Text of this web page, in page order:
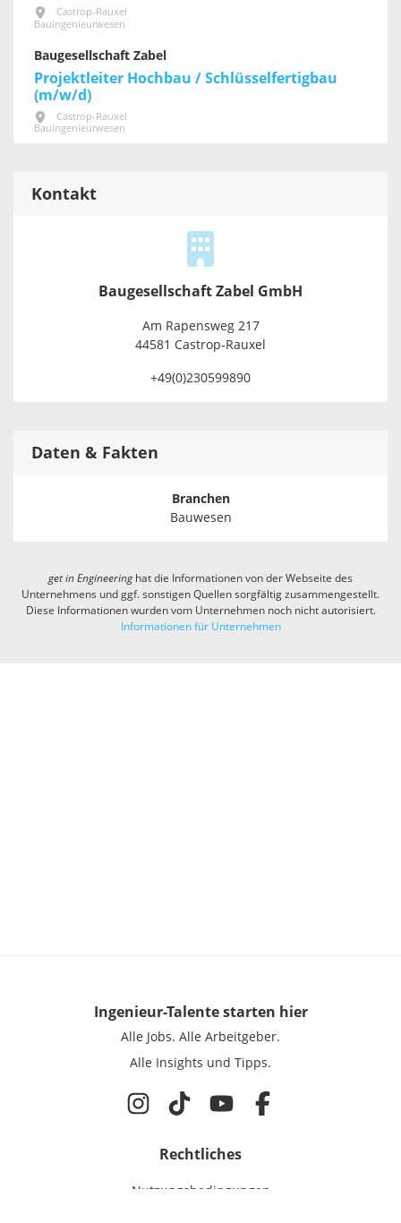
Castrop-Rauxel
Bauingenieurwesen
Baugesellschaft Zabel
Projektleiter Hochbau / Schlüsselfertigbau
(m/w/d)
Castrop-Rauxel
Bauingenieurwesen
Kontakt
Baugesellschaft Zabel GmbH
Am Rapensweg 217
44581 Castrop-Rauxel
+49(0)230599890
Daten & Fakten
Branchen
Bauwesen
get in Engineeringhat die Informationen von der Webseite des
Unternehmens und ggf. sonstigen Quellen sorgfältig zusammengestellt.
Diese Informationen wurden vom Unternehmen noch nicht autorisiert.
Informationen für Unternehmen
Ingenieur-Talentestarten hier
Alle Jobs. Alle Arbeitgeber.
Alle Insights und Tipps.
Rechtliches
Nutzungsbedingungen